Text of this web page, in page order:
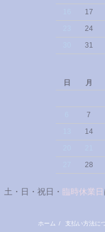
17
24
31
日
月
7
14
28
土・日・祝日・ 臨時休業日
ホーム / 支払い方法に